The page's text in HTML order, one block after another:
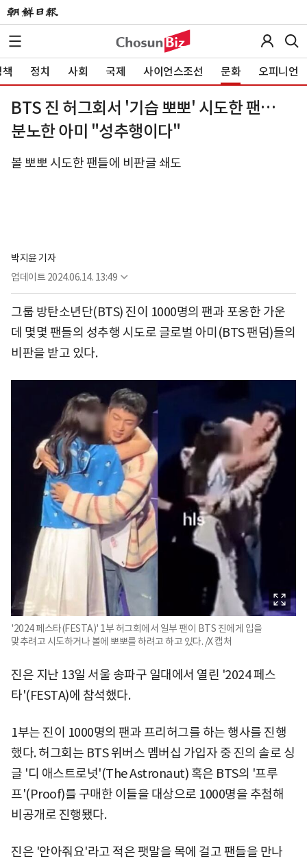
정치 사회 국제 사이언스조선 문화 오피니언
BTS 진 허그회서 '기습 뽀뽀' 시도한 팬…
분노한 아미 "성추행이다"
볼 뽀뽀 시도한 팬들에 비판글 쇄도
박지윤 기자
업데이트 2024.06.14. 13:49
그룹 방탄소년단(BTS) 진이 1000명의 팬과 포옹한 가운
데 몇몇 팬들의 성추행 시도로 글로벌 아미(BTS 팬덤)들의
비판을 받고 있다.
'2024 페스타(FESTA)' 1부 허그회에서 일부 팬이 BTS 진에게 입을
맞추려고 시도하거나 볼에 뽀뽀를 하려고 하고 있다. /X 캡처
진은 지난 13일 서울 송파구 일대에서 열린 '2024 페스
타'(FESTA)에 참석했다.
1부는 진이 1000명의 팬과 프리허그를 하는 행사를 진행
했다. 허그회는 BTS 위버스 멤버십 가입자 중 진의 솔로 싱
글 '디 애스트로넛'(The Astronaut) 혹은 BTS의 '프루
프'(Proof)를 구매한 이들을 대상으로 1000명을 추첨해
비공개로 진행됐다.
진은 '안아줘요'라고 적은 팻말을 목에 걸고 팬들을 만나